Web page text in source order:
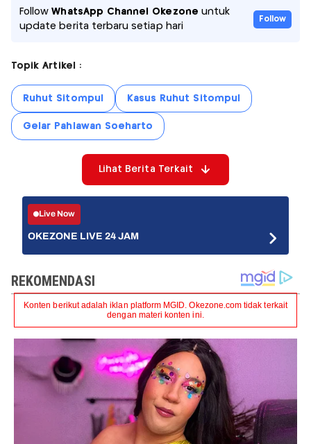
FollowWhatsApp Channel Okezone untuk
update berita terbaru setiap hari
Follow
Topik Artikel :
Ruhut Sitompul Kasus Ruhut Sitompul
Gelar Pahlawan Soeharto
Lihat Berita Terkait
Live Now
OKEZONE LIVE 24 JAM